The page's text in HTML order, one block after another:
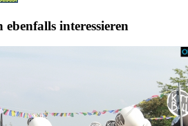
interessieren